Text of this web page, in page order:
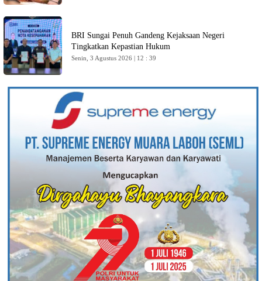
BRI Sungai Penuh Gandeng Kejaksaan Negeri
Tingkatkan Kepastian Hukum
Senin, 3 Agustus 2026 | 12 : 39